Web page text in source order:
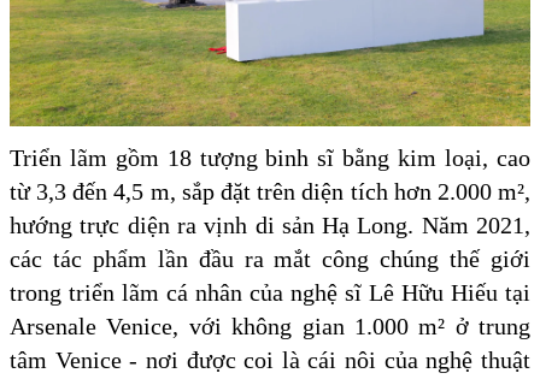
Triển lãm gồm 18 tượng binh sĩ bằng kim loại, cao
từ 3,3 đến 4,5 m, sắp đặt trên diện tích hơn 2.000 m²,
hướng trực diện ra vịnh di sản Hạ Long. Năm 2021,
các tác phẩm lần đầu ra mắt công chúng thế giới
trong triển lãm cá nhân của nghệ sĩ Lê Hữu Hiếu tại
Arsenale Venice, với không gian 1.000 m² ở trung
tâm Venice - nơi được coi là cái nôi của nghệ thuật